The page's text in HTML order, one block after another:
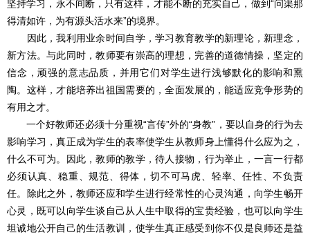
坚持学习，永不间断，只有这样，才能不断的充实自己，做到“问渠那
得清如许，为有源头活水来”的境界。
因此，我利用业余时间自学，学习教育教学的新理论，新理念，
新方法。与此同时，教师要有崇高的理想，完善的道德情操，坚定的
信念，顽强的意志品质，并用它们对学生进行浅够默化的影响和熏
陶。这样，才能培养出祖国需要的，全面发展的，能适应竞争形势的
有用之才。
一个好教师还必须十分重视“言传”外的“身教”，要以自身的行为去
影响学习，真正成为学生的表率使学生从教师身上懂得什么应为之，
什么不可为。因此，教师的教学，待人接物，行为举止，一言一行都
必须认真、稳重、规范、得体，切不可马虎、轻率、任性、不负责
任。除此之外，教师还应和学生进行经常性的心灵沟通，向学生畅开
心灵，既可以向学生谈自己从人生中取得的宝贵经验，也可以向学生
坦诚地公开自己的生活教训，使学生真正感受到你不仅是良师还是益